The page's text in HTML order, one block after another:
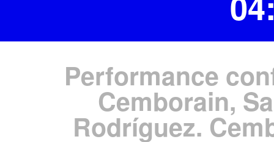
Performance
Cemborain,
Rodríguez.